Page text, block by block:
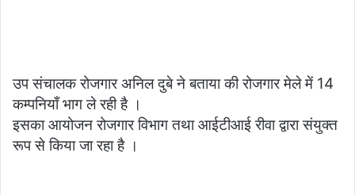
उप संचालक रोजगार अनिल दुबे ने बताया की रोजगार मेले में 14
कम्पनियाँ भाग ले रही है ।
इसका आयोजन रोजगार विभाग तथा आईटीआई रीवा द्वारा संयुक्त
रूप से किया जा रहा है ।